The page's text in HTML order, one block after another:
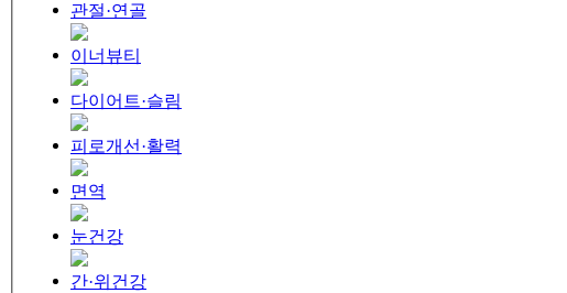
관절·연골
이너뷰티
다이어트·슬림
피로개선·활력
면역
눈건강
간·위건강